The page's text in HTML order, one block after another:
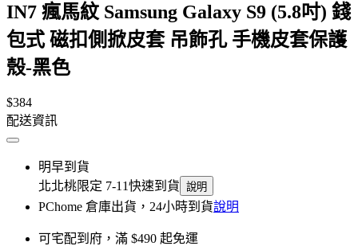
IN7 瘋馬紋 Samsung Galaxy S9 (5.8吋) 錢
包式 磁扣側掀皮套 吊飾孔 手機皮套保護
殼-黑色
$384
配送資訊
明早到貨
北北桃限定 7-11快速到貨 說明
PChome 倉庫出貨，24小時到貨說明
可宅配到府，滿 $490 起免運